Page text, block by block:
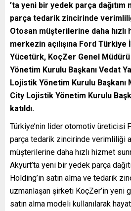
’ta yeni bir yedek parça dağıtım
parça tedarik zincirinde
Otosan müşterilerine daha hızlı
merkezin açılışına Ford Türkiye
Yücetürk, KoçZer Genel
Yönetim Kurulu Başkanı Vedat
Lojistik Yönetim Kurulu
City Lojistik Yönetim Kurulu
katıldı.
Türkiye’nin lider otomotiv üreticisi
parça tedarik zincirinde verimliliği
müşterilerine daha hızlı hizmet
Akyurt’ta yeni bir yedek parça
Holding’in satın alma ve tedarik
uzmanlaşan şirketi KoçZer’in yeni
satın alma modeli kullanılarak